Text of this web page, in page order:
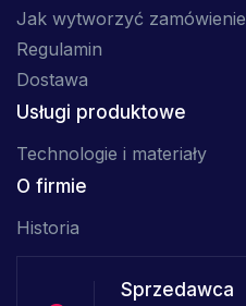
Jak wytworzyć zamówienie
Regulamin
Dostawa
Usługi produktowe
Technologie i materiały
O firmie
Historia
Sprzedawca